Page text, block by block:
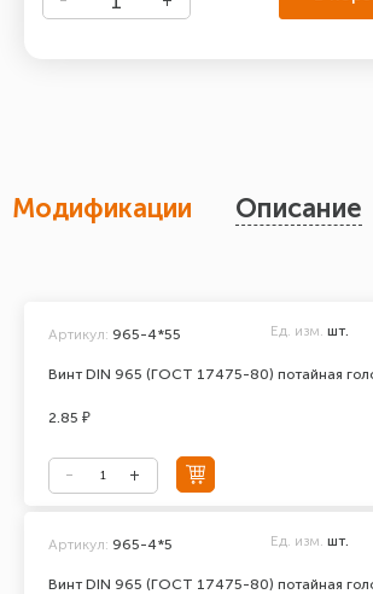
Модификации Описание
Винт DIN 965 (ГОСТ 17475-80) потайная
Артикул: 965-4*55 Ед. изм. шт.
2.85 ₽
Винт DIN 965 (ГОСТ 17475-80) потайная
Артикул: 965-4*5 Ед. изм. шт.